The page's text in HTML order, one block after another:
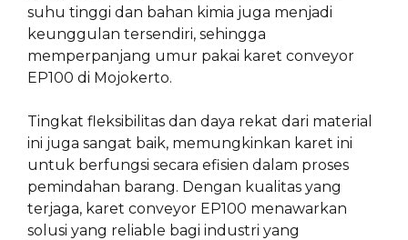
suhu tinggi dan bahan kimia juga menjadi
keunggulan tersendiri, sehingga
memperpanjang umur pakai karet conveyor
EP100 di Mojokerto.
Tingkat fleksibilitas dan daya rekat dari material
ini juga sangat baik, memungkinkan karet ini
untuk berfungsi secara efisien dalam proses
pemindahan barang. Dengan kualitas yang
terjaga, karet conveyor EP100 menawarkan
solusi yang reliable bagi industri yang